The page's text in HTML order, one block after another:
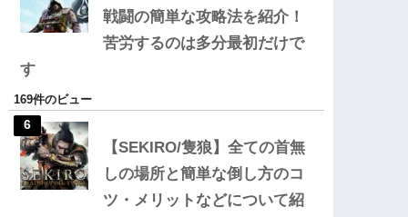
戦闘の簡単な攻略法を紹介！
苦労するのは多分最初だけで
す
169件のビュー
【SEKIRO/隻狼】全ての首無
しの場所と簡単な倒し方のコ
ツ・メリットなどについて紹